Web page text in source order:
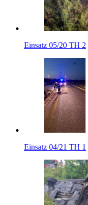
Einsatz 05/20 TH 2
Einsatz 04/21 TH 1